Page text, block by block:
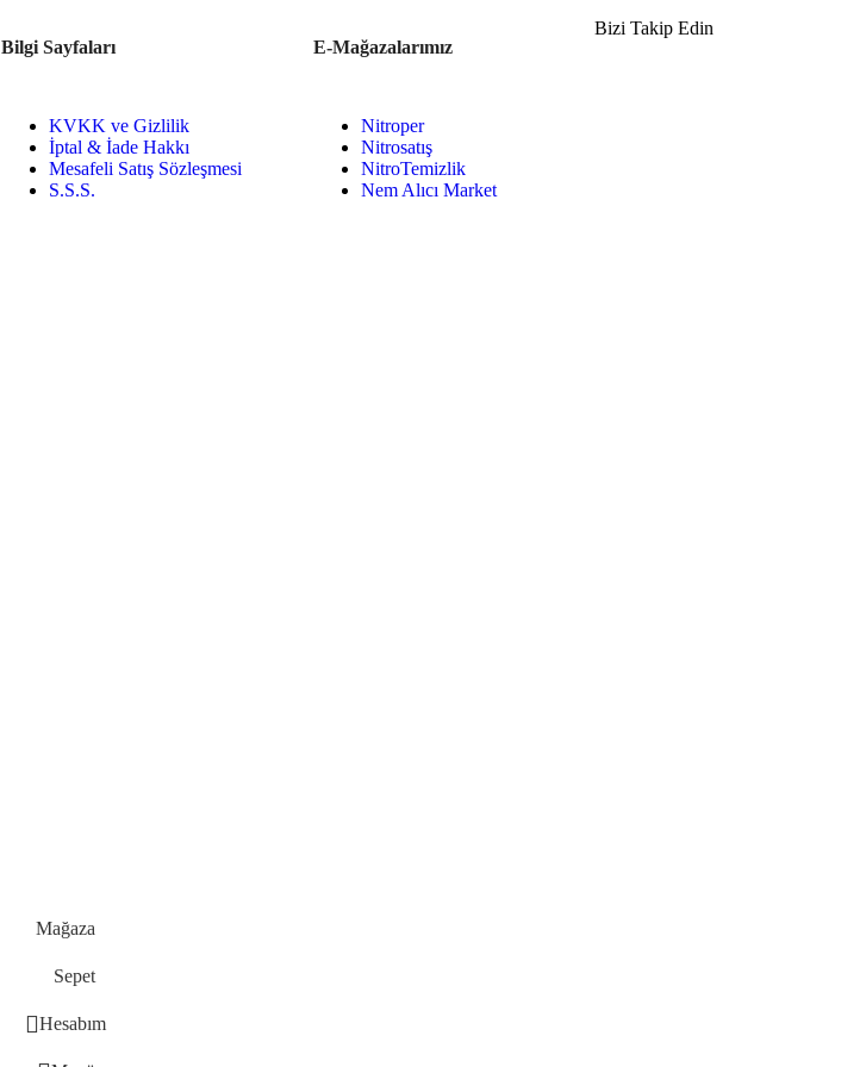
Bilgi Sayfaları
KVKK ve Gizlilik
İptal & İade Hakkı
Mesafeli Satış Sözleşmesi
S.S.S.
E-Mağazalarımız
Nitroper
Nitrosatış
NitroTemizlik
Nem Alıcı Market
Bizi Takip Edin
Mağaza
Sepet
Hesabım